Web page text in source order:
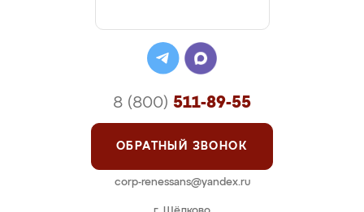
8 (800) 511-89-55
ОБРАТНЫЙ ЗВОНОК
corp-renessans@yandex.ru